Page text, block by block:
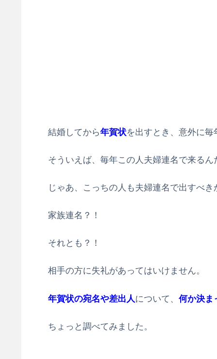
結婚してから年賀状を出すとき、意外に
そういえば、毎年この人夫婦連名で来るん
じゃあ、こっちの人も夫婦連名で出すべき
家族連名？！
それとも？！
相手の方に失礼があってはいけません。
年賀状の宛名や差出人について、 何か決ま
ちょっと調べてみました。